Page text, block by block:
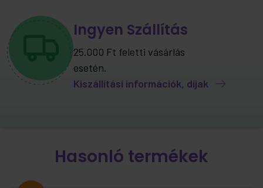
Ingyen Szállítás
25.000 Ft feletti vásárlás
esetén.
Kiszállítási információk, díjak
Hasonló termékek